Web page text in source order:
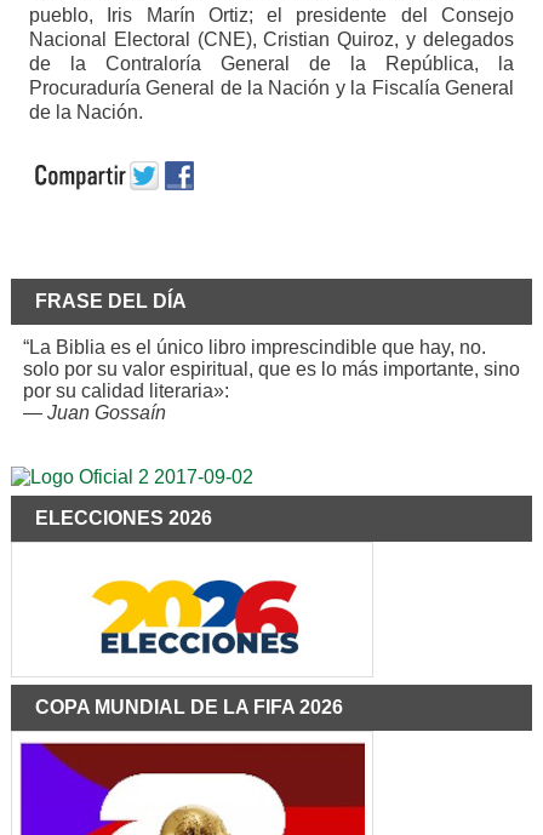
pueblo, Iris Marín Ortiz; el presidente del Consejo
Nacional Electoral (CNE), Cristian Quiroz, y delegados
de la Contraloría General de la República, la
Procuraduría General de la Nación y la Fiscalía General
de la Nación.
FRASE DEL DÍA
“La Biblia es el único libro imprescindible que hay, no.
solo por su valor espiritual, que es lo más importante, sino
por su calidad literaria»:
— Juan Gossaín
ELECCIONES 2026
COPA MUNDIAL DE LA FIFA 2026